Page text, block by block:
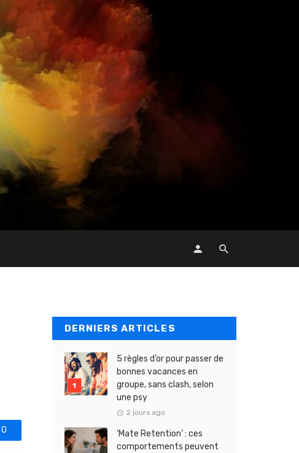
0
DERNIERS ARTICLES
5 règles d’or pour passer de
bonnes vacances en
groupe, sans clash, selon
une psy
2 jours ago
‘Mate Retention’ : ces
comportements peuvent